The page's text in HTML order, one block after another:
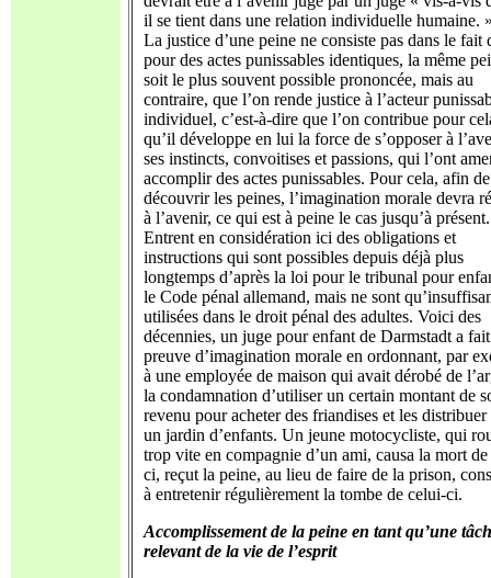
il se tient dans une relation individuelle humaine.
La justice d’une peine ne consiste pas dans le fait
pour des actes punissables identiques, la même
soit le plus souvent possible prononcée, mais au
contraire, que l’on rende justice à l’acteur
individuel, c’est-à-dire que l’on contribue pour
qu’il développe en lui la force de s’opposer à
ses instincts, convoitises et passions, qui l’ont
accomplir des actes punissables. Pour cela, afin de
découvrir les peines, l’imagination morale devra
à l’avenir, ce qui est à peine le cas jusqu’à présent.
Entrent en considération ici des obligations et
instructions qui sont possibles depuis déjà plus
longtemps d’après la loi pour le tribunal pour
le Code pénal allemand, mais ne sont
utilisées dans le droit pénal des adultes. Voici des
décennies, un juge pour enfant de Darmstadt a fait
preuve d’imagination morale en ordonnant, par
à une employée de maison qui avait dérobé de
la condamnation d’utiliser un certain montant de
revenu pour acheter des friandises et les distribuer
un jardin d’enfants. Un jeune motocycliste, qui
trop vite en compagnie d’un ami, causa la mort
ci, reçut la peine, au lieu de faire de la prison,
à entretenir régulièrement la tombe de celui-ci.
Accomplissement de la peine en tant qu’une
relevant de la vie de l’esprit